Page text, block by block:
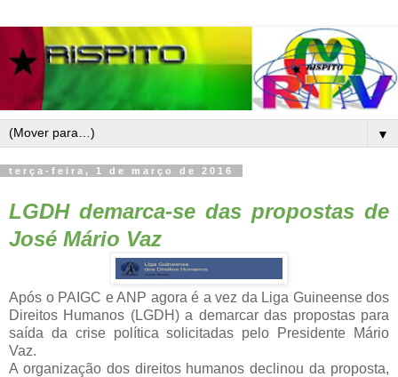
▼
terça-feira, 1 de março de 2016
LGDH demarca-se das propostas de
José Mário Vaz
Após o PAIGC e ANP agora é a vez da Liga Guineense dos
Direitos Humanos (LGDH) a demarcar das propostas para
saída da crise política solicitadas pelo Presidente Mário
Vaz.
A organização dos direitos humanos declinou da proposta,